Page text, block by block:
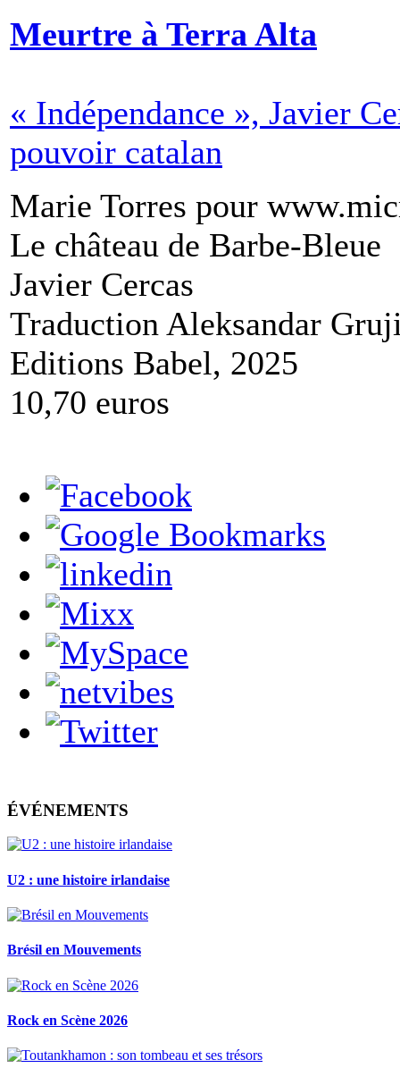
Meurtre à Terra Alta
« Indépendance », Javier
pouvoir catalan
Marie Torres pour
Le château de Barbe-Bleue
Javier Cercas
Traduction Aleksandar
Editions Babel, 2025
10,70 euros
ÉVÉNEMENTS
U2 : une histoire irlandaise
Brésil en Mouvements
Rock en Scène 2026